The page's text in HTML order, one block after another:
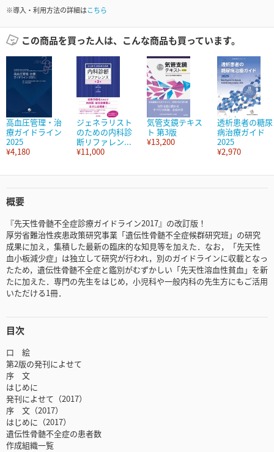
※導入・利用方法の詳細はこちら
この商品を買った人は、こんな商品も買っています。
高血圧管理・治
療ガイドライン
2025
¥4,180
ジェネラリスト
のための内科診
断リファレン...
¥11,000
気管支鏡テキス
ト 第3版
¥13,200
透析患者の糖尿
病治療ガイド
2025
¥2,970
概要
『先天性骨髄不全症診療ガイドライン2017』の改訂版！
厚労省難治性疾患政策研究事業「遺伝性骨髄不全症候群研究班」の研究
成果に加え，集積した最新の臨床的な知見等を加えた．なお，「先天性
血小板減少症」は独立して研究が行われ，別のガイドラインに収載となっ
たため，遺伝性骨髄不全症と鑑別がむずかしい「先天性溶血性貧血」を新
たに加えた．専門の先生をはじめ，小児科や一般内科の先生方にもご活用
いただける1冊．
目次
口 絵
第2版の発刊によせて
序 文
はじめに
発刊によせて（2017）
序 文（2017）
はじめに（2017）
遺伝性骨髄不全症の患者数
作成組織一覧